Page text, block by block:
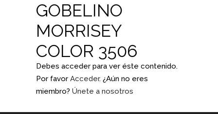
GOBELINO
MORRISEY
COLOR 3506
Debes acceder para ver éste contenido.
Por favor Acceder. ¿Aún no eres
miembro? Únete a nosotros